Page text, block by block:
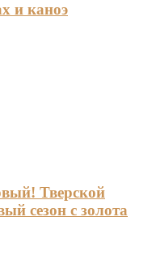
и каноэ
Тверской
сезон с золота